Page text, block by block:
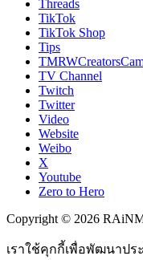
Threads
TikTok
TikTok Shop
Tips
TV Channel
Twitch
Twitter
Video
Website
Weibo
X
Youtube
Zero to Hero
Copyright © 2026
เราใช้คุกกี้เพื่อพัฒนาป